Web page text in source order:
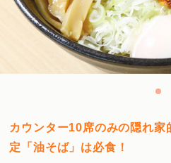
カウンター10席のみの隠れ家
定「油そば」は必食！